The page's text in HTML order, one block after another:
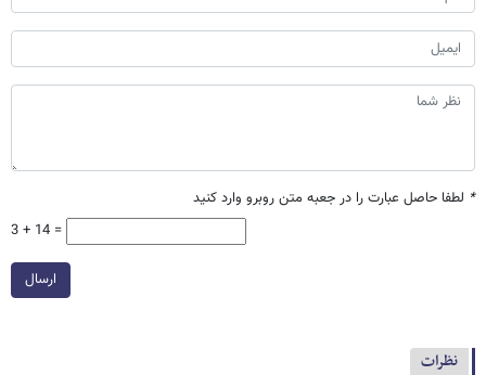
* لطفا حاصل عبارت را در جعبه متن روبرو وارد کنید
3 + 14 =
ارسال
نظرات